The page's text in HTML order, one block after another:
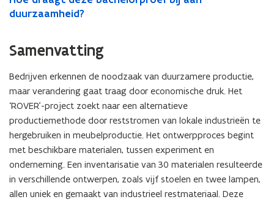
duurzaamheid?
Samenvatting
Bedrijven erkennen de noodzaak van duurzamere productie,
maar verandering gaat traag door economische druk. Het
‘ROVER’-project zoekt naar een alternatieve
productiemethode door reststromen van lokale industrieën te
hergebruiken in meubelproductie. Het ontwerpproces begint
met beschikbare materialen, tussen experiment en
onderneming. Een inventarisatie van 30 materialen resulteerde
in verschillende ontwerpen, zoals vijf stoelen en twee lampen,
allen uniek en gemaakt van industrieel restmateriaal. Deze